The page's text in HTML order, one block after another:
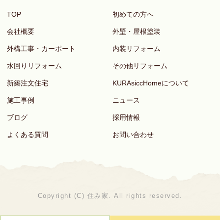
TOP 初めての方へ
会社概要 外壁・屋根塗装
外構工事・カーポート 内装リフォーム
水回りリフォーム その他リフォーム
新築注文住宅 KURAsiccHomeについて
施工事例 ニュース
ブログ 採用情報
よくある質問 お問い合わせ
Copyright (C) 住み家. All rights reserved.